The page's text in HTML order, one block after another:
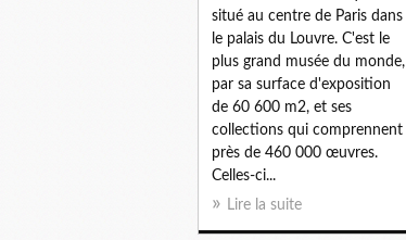
situé au centre de Paris dans
le palais du Louvre. C'est le
plus grand musée du monde,
par sa surface d'exposition
de 60 600 m2, et ses
collections qui comprennent
près de 460 000 œuvres.
Celles-ci...
Lire la suite